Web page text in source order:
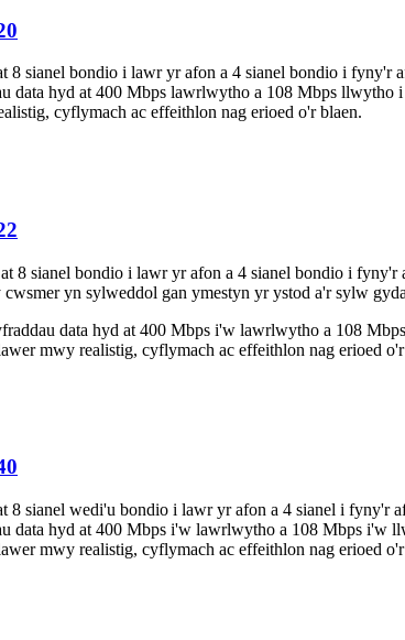
sianel bondio i lawr yr afon a 4 sianel bondio i
data hyd at 400 Mbps lawrlwytho a 108 Mbps
cyflymach ac effeithlon nag erioed o'r blaen.
8 sianel bondio i lawr yr afon a 4 sianel bondio i
yn sylweddol gan ymestyn yr ystod a'r sylw
data hyd at 400 Mbps i'w lawrlwytho a 108
mwy realistig, cyflymach ac effeithlon nag erioed o'r
sianel wedi'u bondio i lawr yr afon a 4 sianel i fyny'r
data hyd at 400 Mbps i'w lawrlwytho a 108 Mbps i'w
mwy realistig, cyflymach ac effeithlon nag erioed o'r